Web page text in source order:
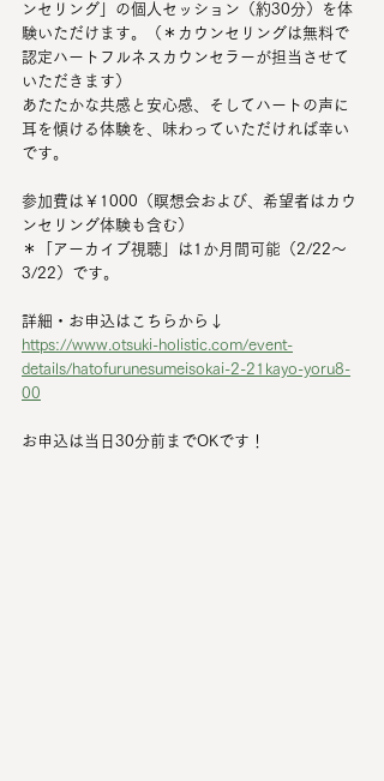
ンセリング」の個人セッション（約30分）を体
験いただけます。（＊カウンセリングは無料で
認定ハートフルネスカウンセラーが担当させて
いただきます）
あたたかな共感と安心感、そしてハートの声に
耳を傾ける体験を、味わっていただければ幸い
です。
参加費は￥1000（瞑想会および、希望者はカウ
ンセリング体験も含む）
＊「アーカイブ視聴」は1か月間可能（2/22～
3/22）です。
詳細・お申込はこちらから↓
https://www.otsuki-holistic.com/event-
details/hatofurunesumeisokai-2-21kayo-yoru8-
00
お申込は当日30分前までOKです！